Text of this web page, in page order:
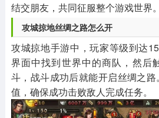
结交朋友，共同征服整个游戏世界。
攻城掠地丝绸之路怎么开
攻城掠地手游中，玩家等级到达
界面中找到世界中的商队，然后
斗，战斗成功后就能开启丝绸之
值，确保成功击败敌人完成任务。